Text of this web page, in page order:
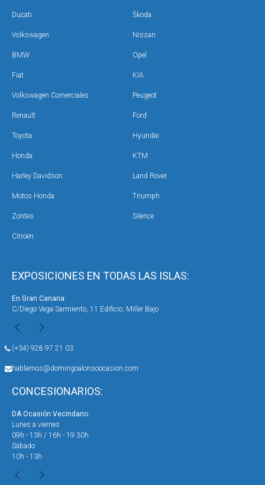
EXPOSICIONES EN TODAS LAS ISLAS:
En Gran Canaria:
C/Diego Vega Sarmiento, 11 Edificio, Miller Bajo
(+34) 928 97 21 03
hablamos@domingoalonsoocasion.com
CONCESIONARIOS:
DA Ocasión Vecindario
Lunes a viernes
09h - 13h / 16h - 19:30h
Sábado
10h - 13h
Ducati Škoda
Volkswagen Nissan
BMW Opel
Fiat KIA
Volkswagen Comerciales Peugeot
Renault Ford
Toyota Hyundai
Honda KTM
Harley Davidson Land Rover
Motos Honda Triumph
Zontes Silence
Citroën